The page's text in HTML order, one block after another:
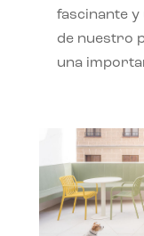
fascinante
de nuestro
una